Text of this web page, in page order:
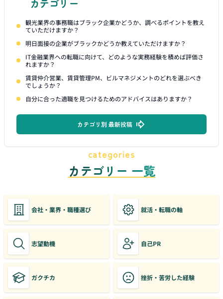
カテゴリー
観光業界の事務職はブラック企業かどうか、調べるポイントを教え
ていただけますか？
明日面接の企業がブラックかどうか教えていただけますか？
IT金融業界への転職に向けて、どのような実務経験を積めば評価さ
れますか？
賃貸仲介営業、賃貸管理PM、ビルマネジメントのどれを選ぶべき
でしょうか？
自分に合った適職を見つけるためのアドバイスはありますか？
カテゴリ別 最新投稿
categories
カテゴリー 一覧
会社・業界・職種選び 就活・転職の軸
志望動機 自己PR
ガクチカ 挫折・苦労した経験